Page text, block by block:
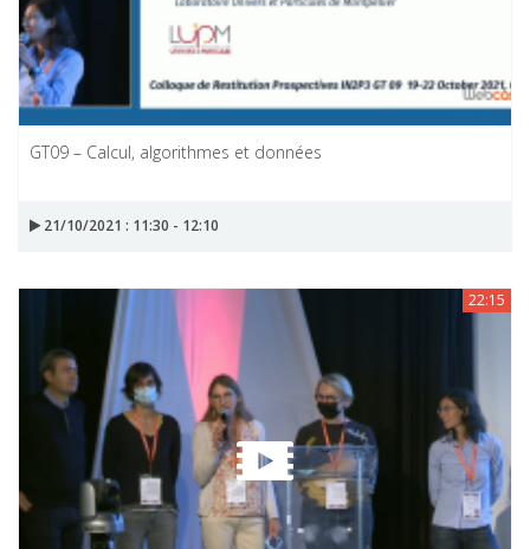
GT09 – Calcul, algorithmes et données
21/10/2021 : 11:30 - 12:10
22:15